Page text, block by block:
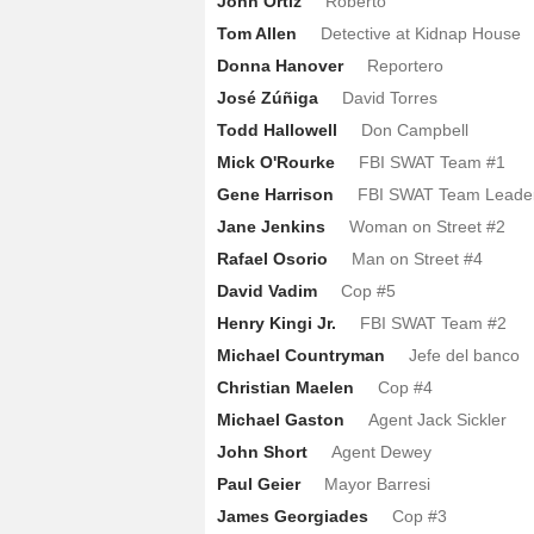
Tom Allen
Detective at Kidnap House
Donna Hanover
Reportero
José Zúñiga
David Torres
Todd Hallowell
Don Campbell
Mick O'Rourke
FBI SWAT Team #1
Gene Harrison
FBI SWAT Team
Jane Jenkins
Woman on Street #2
Rafael Osorio
Man on Street #4
David Vadim
Cop #5
Henry Kingi Jr.
FBI SWAT Team #2
Michael Countryman
Jefe del banco
Christian Maelen
Cop #4
Michael Gaston
Agent Jack Sickler
John Short
Agent Dewey
Paul Geier
Mayor Barresi
James Georgiades
Cop #3